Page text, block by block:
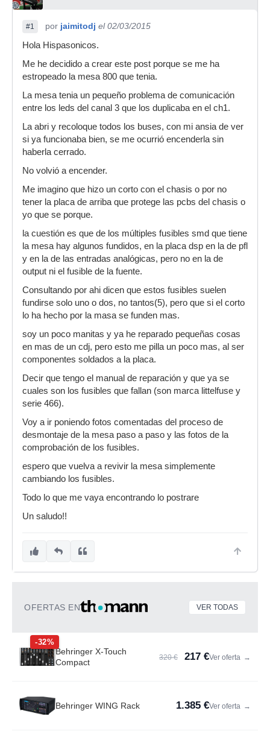
#1 por jaimitodj el 02/03/2015
Hola Hispasonicos.
Me he decidido a crear este post porque se me ha
estropeado la mesa 800 que tenia.
La mesa tenia un pequeño problema de comunicación
entre los leds del canal 3 que los duplicaba en el ch1.
La abri y recoloque todos los buses, con mi ansia de ver
si ya funcionaba bien, se me ocurrió encenderla sin
haberla cerrado.
No volvió a encender.
Me imagino que hizo un corto con el chasis o por no
tener la placa de arriba que protege las pcbs del chasis o
yo que se porque.
la cuestión es que de los múltiples fusibles smd que tiene
la mesa hay algunos fundidos, en la placa dsp en la de pfl
y en la de las entradas analógicas, pero no en la de
output ni el fusible de la fuente.
Consultando por ahi dicen que estos fusibles suelen
fundirse solo uno o dos, no tantos(5), pero que si el corto
lo ha hecho por la masa se funden mas.
soy un poco manitas y ya he reparado pequeñas cosas
en mas de un cdj, pero esto me pilla un poco mas, al ser
componentes soldados a la placa.
Decir que tengo el manual de reparación y que ya se
cuales son los fusibles que fallan (son marca littelfuse y
serie 466).
Voy a ir poniendo fotos comentadas del proceso de
desmontaje de la mesa paso a paso y las fotos de la
comprobación de los fusibles.
espero que vuelva a revivir la mesa simplemente
cambiando los fusibles.
Todo lo que me vaya encontrando lo postrare
Un saludo!!
OFERTAS EN VER TODAS
-32%
Behringer X-Touch
Compact
320 € 217 €Ver oferta →
Behringer WING Rack 1.385 €Ver oferta →